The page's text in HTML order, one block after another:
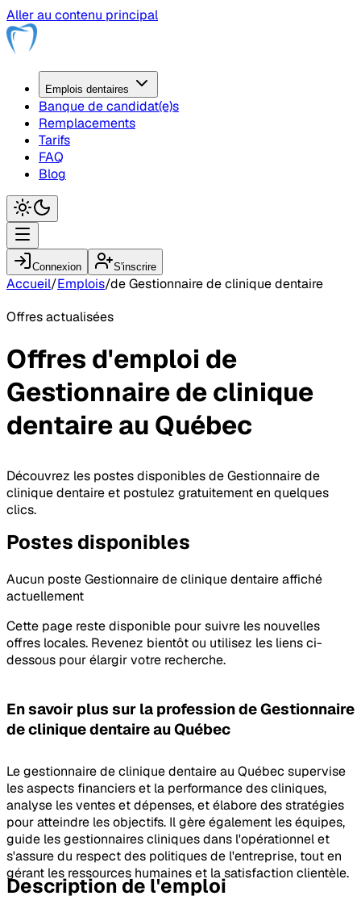
Aller au contenu principal
Emplois dentaires
Banque de candidat(e)s
Remplacements
Tarifs
FAQ
Blog
Connexion S'inscrire
Accueil/Emplois/de Gestionnaire de clinique dentaire
Offres actualisées
Offres d'emploi de
Gestionnaire de clinique
dentaireau Québec
Découvrez les postes disponibles de Gestionnaire de
clinique dentaire et postulez gratuitement en quelques
clics.
Postes disponibles
Aucun poste Gestionnaire de clinique dentaire affiché
actuellement
Cette page reste disponible pour suivre les nouvelles
offres locales. Revenez bientôt ou utilisez les liens ci-
dessous pour élargir votre recherche.
En savoir plus sur la professionde Gestionnaire
de clinique dentaireau Québec
Le gestionnaire de clinique dentaire au Québec supervise
les aspects financiers et la performance des cliniques,
analyse les ventes et dépenses, et élabore des stratégies
pour atteindre les objectifs. Il gère également les équipes,
guide les gestionnaires cliniques dans l'opérationnel et
s'assure du respect des politiques de l'entreprise, tout en
gérant les ressources humaines et la satisfaction clientèle.
Description de l'emploi